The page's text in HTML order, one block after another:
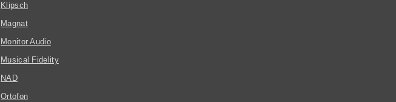
Klipsch
Magnat
Monitor Audio
Musical Fidelity
NAD
Ortofon